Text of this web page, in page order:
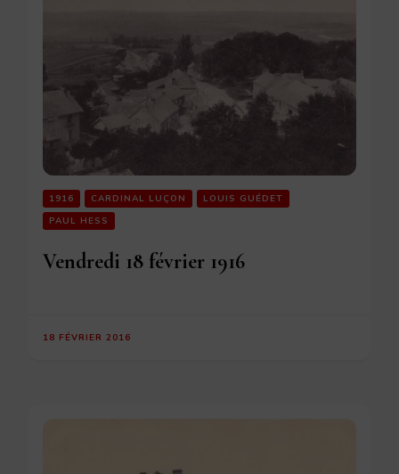
1916 CARDINAL LUÇON
LOUIS GUÉDET
PAUL HESS
Vendredi 18 février 1916
18 FÉVRIER 2016